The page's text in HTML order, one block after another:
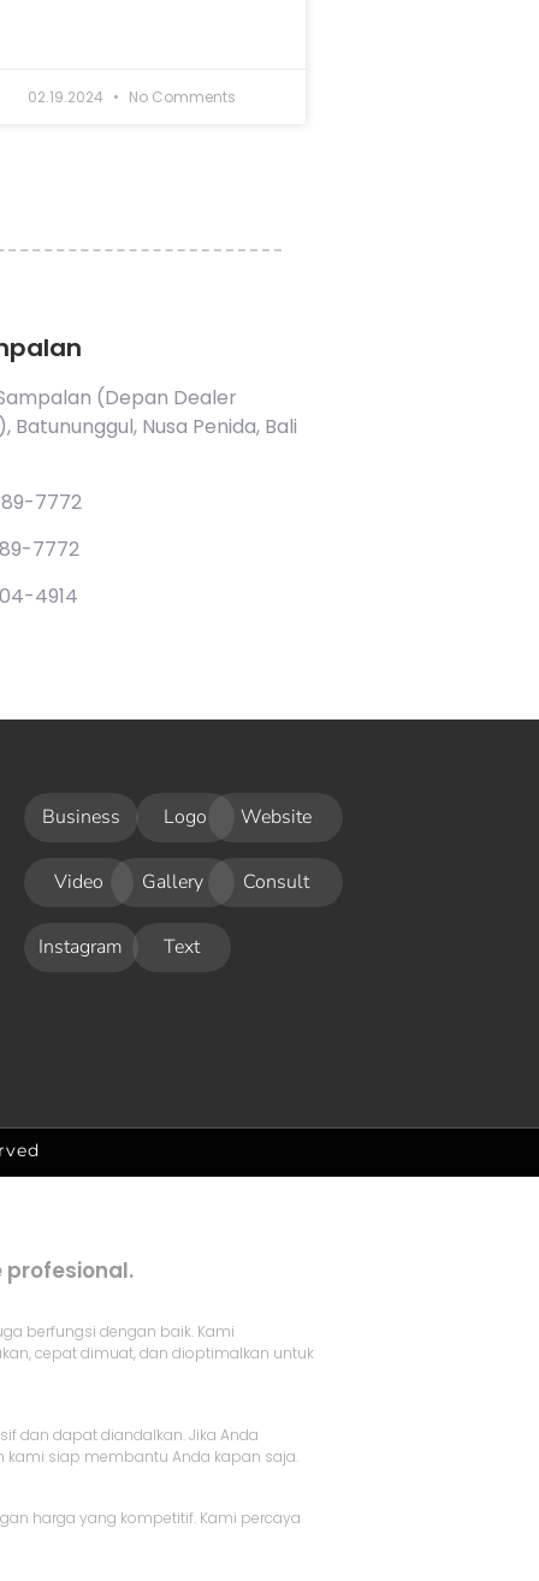
02.19.2024 No Comments
(Depan Dealer
Batununggul, Nusa Penida, Bali
7772
7772
4914
Business
Video
Instagram
Logo
Gallery
Text
Website
Consult
profesional.
berfungsi dengan baik. Kami
cepat dimuat, dan dioptimalkan untuk
dan dapat diandalkan. Jika Anda
siap membantu Anda kapan saja.
harga yang kompetitif. Kami percaya